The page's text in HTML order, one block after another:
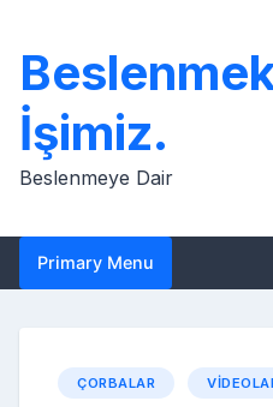
content
İşimiz.
Beslenmeye Dair
Primary Menu
ÇORBALAR